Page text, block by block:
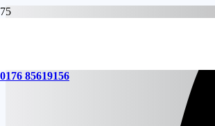
0176 85619156